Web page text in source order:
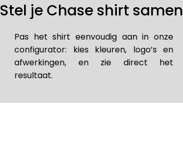
Stel je Chase shirt samen
Pas het shirt eenvoudig aan in onze
configurator: kies kleuren, logo’s en
afwerkingen, en zie direct het
resultaat.